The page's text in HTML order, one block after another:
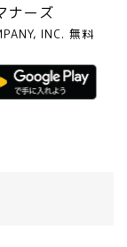
ナーズ
INC. 無料